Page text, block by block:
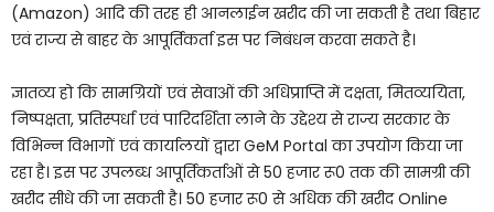
(Amazon) आदि की तरह ही आनलाईन खरीद की जा सकती है तथा बिहार
एवं राज्य से बाहर के आपूर्तिकर्ता इस पर निबंधन करवा सकते है।
ज्ञातव्य हो कि सामग्रियों एवं सेवाओं की अधिप्राप्ति में दक्षता, मितव्ययिता,
निष्पक्षता, प्रतिस्पर्धा एवं पारिदर्शिता लाने के उद्देश्य से राज्य सरकार के
विभिन्न विभागों एवं कार्यालयों द्वारा GeM Portal का उपयोग किया जा
रहा है। इस पर उपलब्ध आपूर्तिकर्ताओं से 50 हजार रू0 तक की सामग्री की
खरीद सीधे की जा सकती है। 50 हजार रू0 से अधिक की खरीद Online